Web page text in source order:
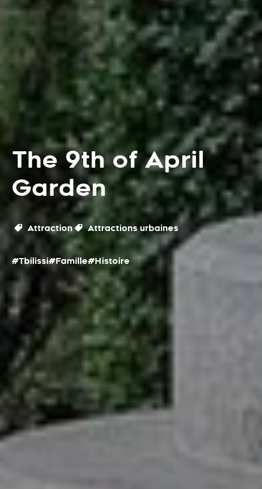
The 9th of April
Garden
Attraction Attractions urbaines
#Tbilissi#Famille#Histoire